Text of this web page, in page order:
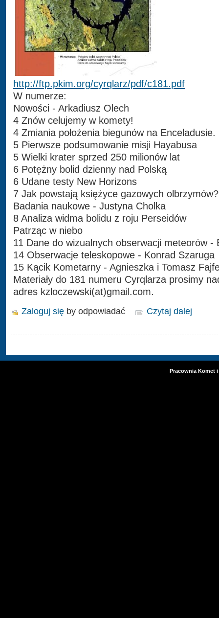
http://ftp.pkim.org/cyrqlarz/pdf/c181.pdf
W numerze:
Nowości - Arkadiusz Olech
4 Znów celujemy w komety!
4 Zmiania położenia biegunów na Enceladusie.
5 Pierwsze podsumowanie misji Hayabusa
5 Wielki krater sprzed 250 milionów lat
6 Potężny bolid dzienny nad Polską
6 Udane testy New Horizons
7 Jak powstają księżyce gazowych olbrzymów?
Badania naukowe - Justyna Cholka
8 Analiza widma bolidu z roju Perseidów
Patrząc w niebo
11 Dane do wizualnych obserwacji meteorów -
14 Obserwacje teleskopowe - Konrad Szaruga
15 Kącik Kometarny - Agnieszka i Tomasz
Materiały do 181 numeru Cyrqlarza prosimy
adres kzloczewski(at)gmail.com.
Zaloguj się by odpowiadać Czytaj dalej
Pracownia Komet